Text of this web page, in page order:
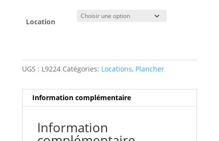
prix :
$11.00
Location
UGS : L9224 Catégories: Locations, Plancher
Information complémentaire
Information